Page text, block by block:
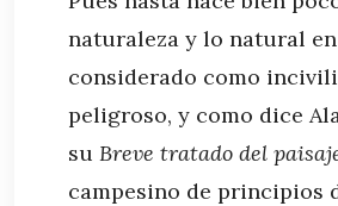
naturaleza y lo natural
considerado como
peligroso, y como dice
su Breve tratado del
campesino de principios